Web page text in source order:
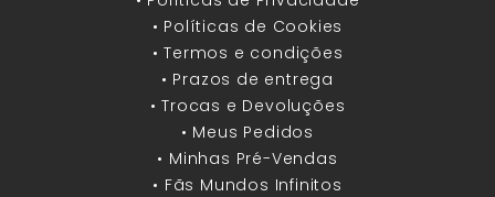
• Políticas de Cookies
• Termos e condições
• Prazos de entrega
• Trocas e Devoluções
• Meus Pedidos
• Minhas Pré-Vendas
• Fãs Mundos Infinitos